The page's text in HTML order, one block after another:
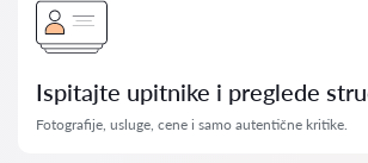
Ispitajte upitnike i preglede
Fotografije, usluge, cene i samo autentične kritike.